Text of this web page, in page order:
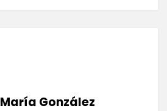
María González